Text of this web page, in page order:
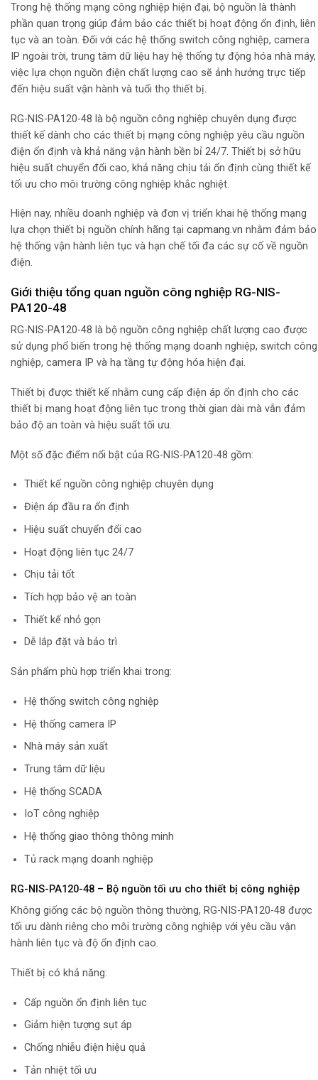
Trong hệ thống mạng công nghiệp hiện đại, bộ nguồn là thành
phần quan trọng giúp đảm bảo các thiết bị hoạt động ổn định, liên
tục và an toàn. Đối với các hệ thống switch công nghiệp, camera
IP ngoài trời, trung tâm dữ liệu hay hệ thống tự động hóa nhà máy,
việc lựa chọn nguồn điện chất lượng cao sẽ ảnh hưởng trực tiếp
đến hiệu suất vận hành và tuổi thọ thiết bị.
RG-NIS-PA120-48 là bộ nguồn công nghiệp chuyên dụng được
thiết kế dành cho các thiết bị mạng công nghiệp yêu cầu nguồn
điện ổn định và khả năng vận hành bền bỉ 24/7. Thiết bị sở hữu
hiệu suất chuyển đổi cao, khả năng chịu tải ổn định cùng thiết kế
tối ưu cho môi trường công nghiệp khắc nghiệt.
Hiện nay, nhiều doanh nghiệp và đơn vị triển khai hệ thống mạng
lựa chọn thiết bị nguồn chính hãng tại capmang.vn nhằm đảm bảo
hệ thống vận hành liên tục và hạn chế tối đa các sự cố về nguồn
điện.
Giới thiệu tổng quan nguồn công nghiệp RG-NIS-
PA120-48
RG-NIS-PA120-48 là bộ nguồn công nghiệp chất lượng cao được
sử dụng phổ biến trong hệ thống mạng doanh nghiệp, switch công
nghiệp, camera IP và hạ tầng tự động hóa hiện đại.
Thiết bị được thiết kế nhằm cung cấp điện áp ổn định cho các
thiết bị mạng hoạt động liên tục trong thời gian dài mà vẫn đảm
bảo độ an toàn và hiệu suất tối ưu.
Một số đặc điểm nổi bật của RG-NIS-PA120-48 gồm:
Thiết kế nguồn công nghiệp chuyên dụng
Điện áp đầu ra ổn định
Hiệu suất chuyển đổi cao
Hoạt động liên tục 24/7
Chịu tải tốt
Tích hợp bảo vệ an toàn
Thiết kế nhỏ gọn
Dễ lắp đặt và bảo trì
Sản phẩm phù hợp triển khai trong:
Hệ thống switch công nghiệp
Hệ thống camera IP
Nhà máy sản xuất
Trung tâm dữ liệu
Hệ thống SCADA
IoT công nghiệp
Hệ thống giao thông thông minh
Tủ rack mạng doanh nghiệp
RG-NIS-PA120-48 – Bộ nguồn tối ưu cho thiết bị công nghiệp
Không giống các bộ nguồn thông thường, RG-NIS-PA120-48 được
tối ưu dành riêng cho môi trường công nghiệp với yêu cầu vận
hành liên tục và độ ổn định cao.
Thiết bị có khả năng:
Cấp nguồn ổn định liên tục
Giảm hiện tượng sụt áp
Chống nhiễu điện hiệu quả
Tản nhiệt tối ưu